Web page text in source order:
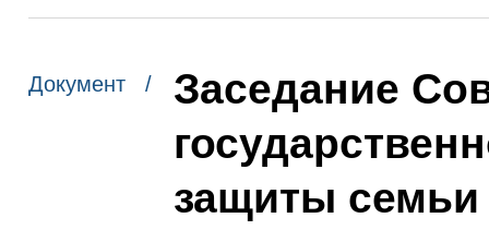
Документ /
Заседание
защиты семьи